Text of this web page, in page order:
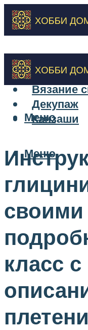
Вышивка
Вязание
Декупаж
Канзаши
Меню
Меню
своими
класс